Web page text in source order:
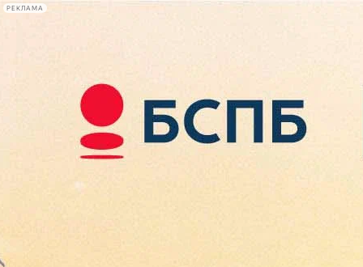
РЕКЛАМА
Сегодня:
2026.08.10
11:30
Афиша Plus